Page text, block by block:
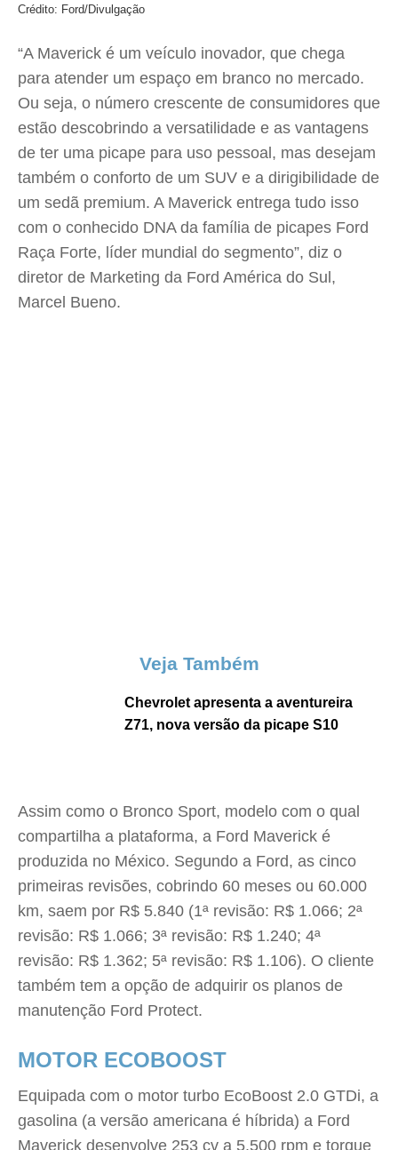
Crédito: Ford/Divulgação
“A Maverick é um veículo inovador, que chega
para atender um espaço em branco no mercado.
Ou seja, o número crescente de consumidores que
estão descobrindo a versatilidade e as vantagens
de ter uma picape para uso pessoal, mas desejam
também o conforto de um SUV e a dirigibilidade de
um sedã premium. A Maverick entrega tudo isso
com o conhecido DNA da família de picapes Ford
Raça Forte, líder mundial do segmento”, diz o
diretor de Marketing da Ford América do Sul,
Marcel Bueno.
Veja Também
Chevrolet apresenta a aventureira
Z71, nova versão da picape S10
Assim como o Bronco Sport, modelo com o qual
compartilha a plataforma, a Ford Maverick é
produzida no México. Segundo a Ford, as cinco
primeiras revisões, cobrindo 60 meses ou 60.000
km, saem por R$ 5.840 (1ª revisão: R$ 1.066; 2ª
revisão: R$ 1.066; 3ª revisão: R$ 1.240; 4ª
revisão: R$ 1.362; 5ª revisão: R$ 1.106). O cliente
também tem a opção de adquirir os planos de
manutenção Ford Protect.
MOTOR ECOBOOST
Equipada com o motor turbo EcoBoost 2.0 GTDi, a
gasolina (a versão americana é híbrida) a Ford
Maverick desenvolve 253 cv a 5.500 rpm e torque